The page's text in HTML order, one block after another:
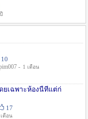
10
- 1 เดือน
ยเฉพาะห้องนี้ที่แต่ก่
17
ดือน